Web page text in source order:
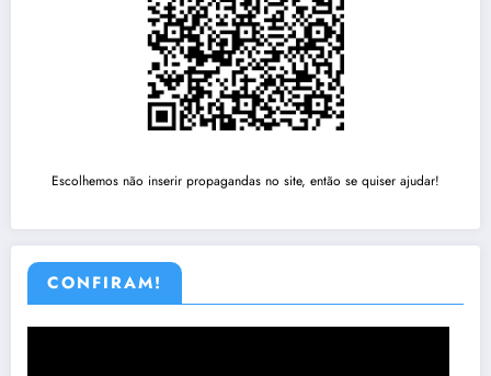
Escolhemos não inserir propagandas no site, então se quiser ajudar!
CONFIRAM!